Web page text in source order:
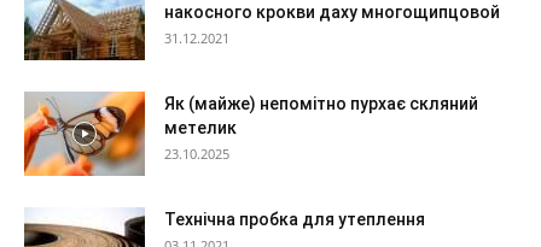
накосного крокви даху многощипцовой
31.12.2021
Як (майже) непомітно пурхає скляний
метелик
23.10.2025
Технічна пробка для утеплення